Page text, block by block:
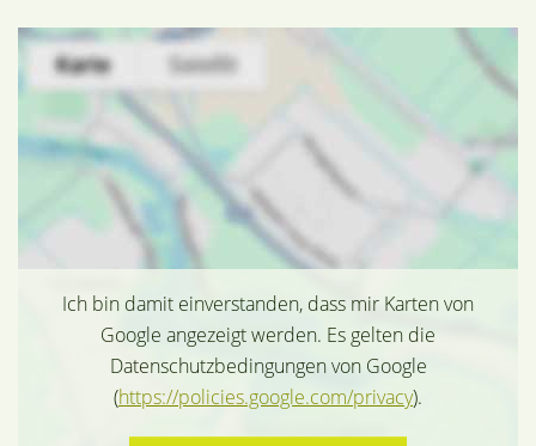
Ich bin damit einverstanden, dass mir Karten von
Google angezeigt werden. Es gelten die
Datenschutzbedingungen von Google
(https://policies.google.com/privacy).